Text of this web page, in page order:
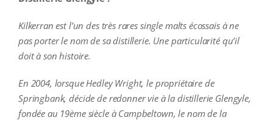
Kilkerran est l’un des très rares single malts écossais à ne
pas porter le nom de sa distillerie. Une particularité qu’il
doit à son histoire.
En 2004, lorsque Hedley Wright, le propriétaire de
Springbank, décide de redonner vie à la distillerie Glengyle,
fondée au 19ème siècle à Campbeltown, le nom de la